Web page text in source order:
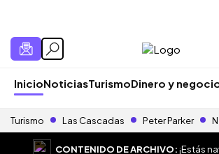
InicioNoticiasTurismoDinero y
Turismo Las Cascadas Peter Parker
CONTENIDO DE ARCHIVO:¡Estás